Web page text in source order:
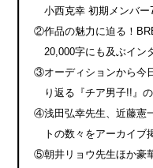
小西克幸 初期メンバー
②作品の魅力に迫る！
20,000字にも及ぶイン
③オーディションから今
り返る『チア男子!!』の
④浅田弘幸先生、近藤憲
トの数々をアーカイブ
⑤朝井リョウ先生ほか豪